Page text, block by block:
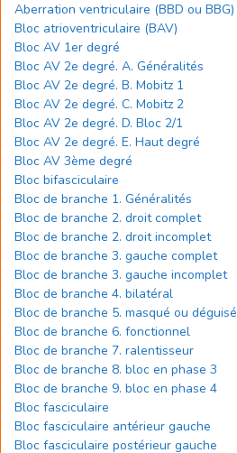
Aberration ventriculaire (BBD ou BBG)
Bloc atrioventriculaire (BAV)
Bloc AV 1er degré
Bloc AV 2e degré. A. Généralités
Bloc AV 2e degré. B. Mobitz 1
Bloc AV 2e degré. C. Mobitz 2
Bloc AV 2e degré. D. Bloc 2/1
Bloc AV 2e degré. E. Haut degré
Bloc AV 3ème degré
Bloc bifasciculaire
Bloc de branche 1. Généralités
Bloc de branche 2. droit complet
Bloc de branche 2. droit incomplet
Bloc de branche 3. gauche complet
Bloc de branche 3. gauche incomplet
Bloc de branche 4. bilatéral
Bloc de branche 5. masqué ou déguisé
Bloc de branche 6. fonctionnel
Bloc de branche 7. ralentisseur
Bloc de branche 8. bloc en phase 3
Bloc de branche 9. bloc en phase 4
Bloc fasciculaire
Bloc fasciculaire antérieur gauche
Bloc fasciculaire postérieur gauche